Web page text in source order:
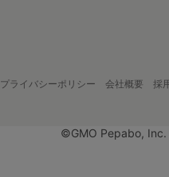
プライバシーポリシー 会社概要 採
©GMO Pepabo,